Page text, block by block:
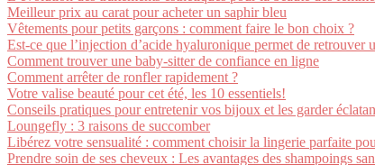
Meilleur prix au carat pour acheter un saphir bleu
Vêtements pour petits garçons : comment faire le bon choix ?
Est-ce que l’injection d’acide hyaluronique permet de retrouver
Comment trouver une baby-sitter de confiance en ligne
Comment arrêter de ronfler rapidement ?
Votre valise beauté pour cet été, les 10 essentiels!
Conseils pratiques pour entretenir vos bijoux et les garder
Loungefly : 3 raisons de succomber
Libérez votre sensualité : comment choisir la lingerie parfaite
Prendre soin de ses cheveux : Les avantages des shampoings